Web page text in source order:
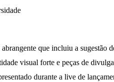
que incluiu a sugestão
visual forte e peças de
durante a live de